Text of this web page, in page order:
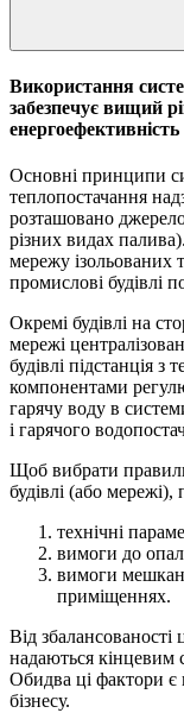
Використання
забезпечує вищий
енергоефективність
Основні принципи
теплопостачання
розташовано
різних видах
мережу ізольованих
промислові будівлі
Окремі будівлі на
мережі
будівлі підстанція
компонентами
гарячу воду в
і гарячого
Щоб вибрати
будівлі (або мережі),
технічні
вимоги до
вимоги
приміщеннях.
Від збалансованості
надаються кінцевим
Обидва ці фактори є
бізнесу.